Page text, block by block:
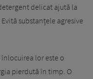
delicat ajută la
substanțele agresive
lor este o
pierdută în timp. O